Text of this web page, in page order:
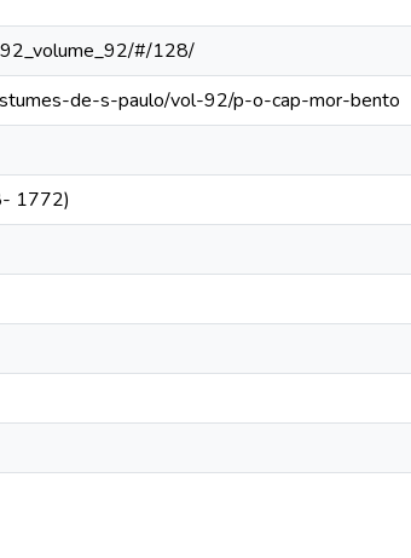
#/128/
de-s-paulo/vol-92/p-o-cap-mor-bento
1772)